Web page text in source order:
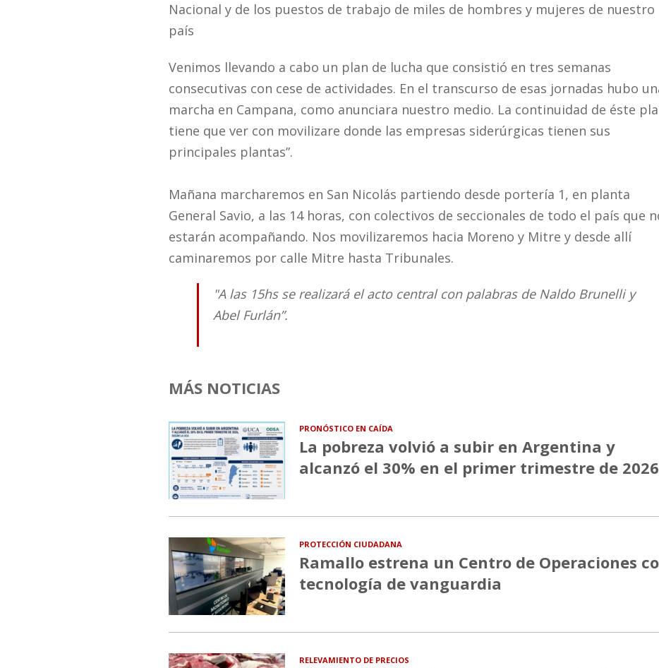
Nacional y de los puestos de trabajo de miles de hombres y mujeres de nuestro
país
Venimos llevando a cabo un plan de lucha que consistió en tres semanas
consecutivas con cese de actividades. En el transcurso de esas jornadas hubo
marcha en Campana, como anunciara nuestro medio. La continuidad de éste
tiene que ver con movilizare donde las empresas siderúrgicas tienen sus
principales plantas”.
Mañana marcharemos en San Nicolás partiendo desde portería 1, en planta
General Savio, a las 14 horas, con colectivos de seccionales de todo el país que
estarán acompañando. Nos movilizaremos hacia Moreno y Mitre y desde allí
caminaremos por calle Mitre hasta Tribunales.
"A las 15hs se realizará el acto central con palabras de Naldo Brunelli y
Abel Furlán”.
MÁS NOTICIAS
PRONÓSTICO EN CAÍDA
La pobreza volvió a subir en Argentina y
alcanzó el 30% en el primer trimestre de 2026
PROTECCIÓN CIUDADANA
Ramallo estrena un Centro de Operaciones
tecnología de vanguardia
RELEVAMIENTO DE PRECIOS